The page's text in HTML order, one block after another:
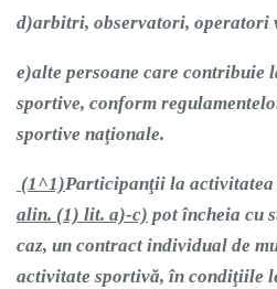
d)arbitri, observatori, operatori
e)alte persoane care
sportive, conform
sportive naţionale.
(1^1)Participanţii la activitatea
alin. (1) lit. a)-c) pot încheia cu
caz, un contract individual de
activitate sportivă, în condiţiile